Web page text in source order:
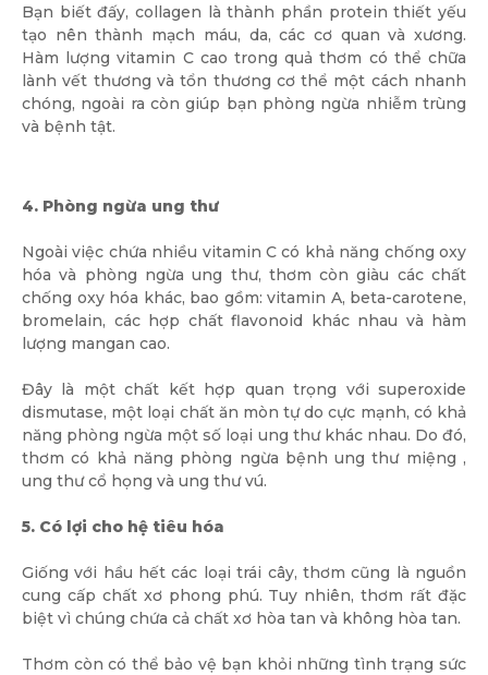
Bạn biết đấy, collagen là thành phần protein thiết yếu
tạo nên thành mạch máu, da, các cơ quan và xương.
Hàm lượng vitamin C cao trong quả thơm có thể chữa
lành vết thương và tổn thương cơ thể một cách nhanh
chóng, ngoài ra còn giúp bạn phòng ngừa nhiễm trùng
và bệnh tật.
4. Phòng ngừa ung thư
Ngoài việc chứa nhiều vitamin C có khả năng chống oxy
hóa và phòng ngừa ung thư, thơm còn giàu các chất
chống oxy hóa khác, bao gồm: vitamin A, beta-carotene,
bromelain, các hợp chất flavonoid khác nhau và hàm
lượng mangan cao.
Đây là một chất kết hợp quan trọng với superoxide
dismutase, một loại chất ăn mòn tự do cực mạnh, có khả
năng phòng ngừa một số loại ung thư khác nhau. Do đó,
thơm có khả năng phòng ngừa bệnh ung thư miệng ,
ung thư cổ họng và ung thư vú.
5. Có lợi cho hệ tiêu hóa
Giống với hầu hết các loại trái cây, thơm cũng là nguồn
cung cấp chất xơ phong phú. Tuy nhiên, thơm rất đặc
biệt vì chúng chứa cả chất xơ hòa tan và không hòa tan.
Thơm còn có thể bảo vệ bạn khỏi những tình trạng sức